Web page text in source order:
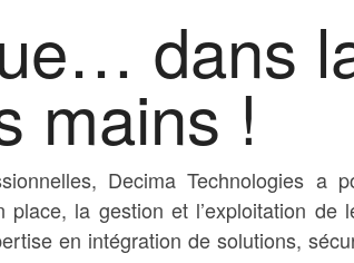
dans
mains !
Decima Technologies a
la gestion et l’exploitation de
en intégration de solutions,